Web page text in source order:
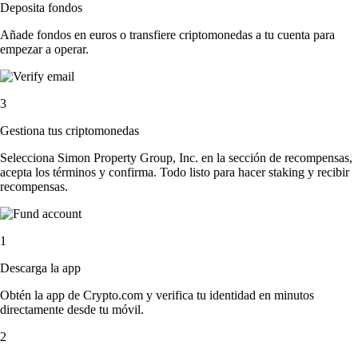
Deposita fondos
Añade fondos en euros o transfiere criptomonedas a tu cuenta para
empezar a operar.
3
Gestiona tus criptomonedas
Selecciona Simon Property Group, Inc. en la sección de recompensas,
acepta los términos y confirma. Todo listo para hacer staking y recibir
recompensas.
1
Descarga la app
Obtén la app de Crypto.com y verifica tu identidad en minutos
directamente desde tu móvil.
2